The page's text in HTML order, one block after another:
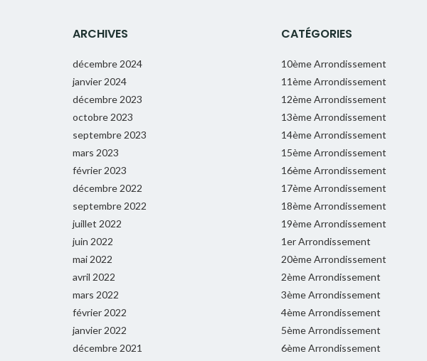
ARCHIVES
décembre 2024
janvier 2024
décembre 2023
octobre 2023
septembre 2023
mars 2023
février 2023
décembre 2022
septembre 2022
juillet 2022
juin 2022
mai 2022
avril 2022
mars 2022
février 2022
janvier 2022
décembre 2021
CATÉGORIES
10ème Arrondissement
11ème Arrondissement
12ème Arrondissement
13ème Arrondissement
14ème Arrondissement
15ème Arrondissement
16ème Arrondissement
17ème Arrondissement
18ème Arrondissement
19ème Arrondissement
1er Arrondissement
20ème Arrondissement
2ème Arrondissement
3ème Arrondissement
4ème Arrondissement
5ème Arrondissement
6ème Arrondissement